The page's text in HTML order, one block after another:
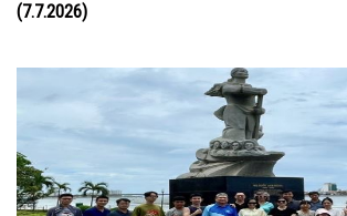
(7.7.2026)